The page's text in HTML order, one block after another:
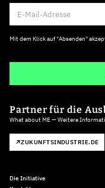
Mit dem Klick auf "Absenden"
Partner für die
What about ME — Weitere
ZUKUNFTSINDUSTRIE.DE
Die Initiative